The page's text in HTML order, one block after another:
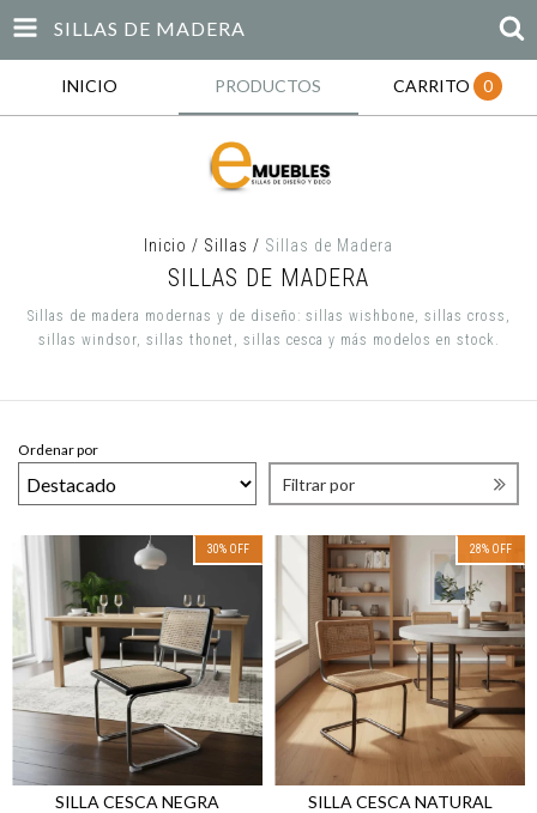
SILLAS DE MADERA
INICIO PRODUCTOS CARRITO 0
Inicio / Sillas / Sillas de Madera
SILLAS DE MADERA
Sillas de madera modernas y de diseño: sillas wishbone, sillas cross,
sillas windsor, sillas thonet, sillas cesca y más modelos en stock.
Ordenar por
Filtrar por
30% OFF
SILLA CESCA NEGRA
28% OFF
SILLA CESCA NATURAL